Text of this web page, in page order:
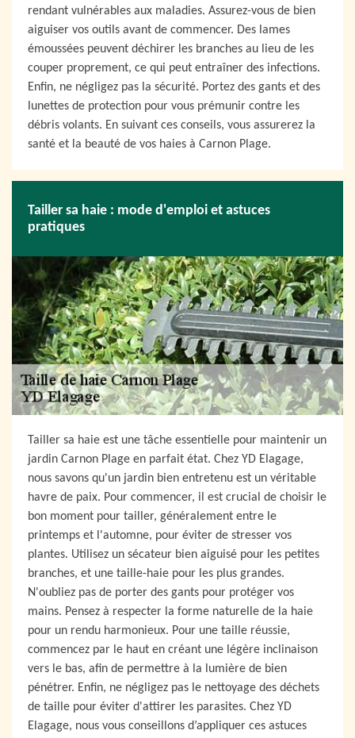
rendant vulnérables aux maladies. Assurez-vous de bien
aiguiser vos outils avant de commencer. Des lames
émoussées peuvent déchirer les branches au lieu de les
couper proprement, ce qui peut entraîner des infections.
Enfin, ne négligez pas la sécurité. Portez des gants et des
lunettes de protection pour vous prémunir contre les
débris volants. En suivant ces conseils, vous assurerez la
santé et la beauté de vos haies à Carnon Plage.
Tailler sa haie : mode d'emploi et astuces
pratiques
Tailler sa haie est une tâche essentielle pour maintenir un
jardin Carnon Plage en parfait état. Chez YD Elagage,
nous savons qu'un jardin bien entretenu est un véritable
havre de paix. Pour commencer, il est crucial de choisir le
bon moment pour tailler, généralement entre le
printemps et l'automne, pour éviter de stresser vos
plantes. Utilisez un sécateur bien aiguisé pour les petites
branches, et une taille-haie pour les plus grandes.
N'oubliez pas de porter des gants pour protéger vos
mains. Pensez à respecter la forme naturelle de la haie
pour un rendu harmonieux. Pour une taille réussie,
commencez par le haut en créant une légère inclinaison
vers le bas, afin de permettre à la lumière de bien
pénétrer. Enfin, ne négligez pas le nettoyage des déchets
de taille pour éviter d'attirer les parasites. Chez YD
Elagage, nous vous conseillons d’appliquer ces astuces